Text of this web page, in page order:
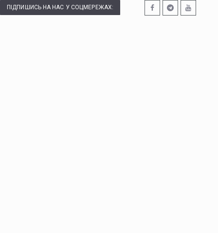
ПІДПИШИСЬ НА НАС У СОЦМЕРЕЖАХ: